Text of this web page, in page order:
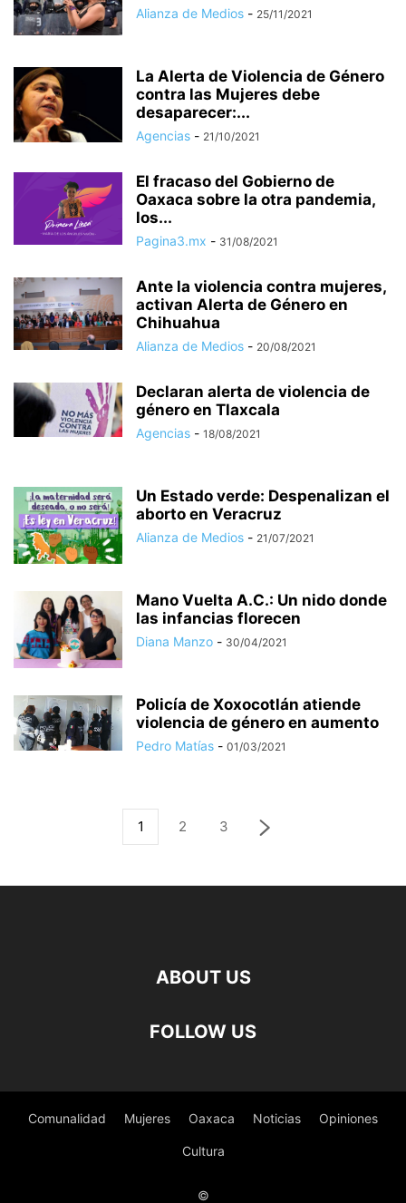
Alianza de Medios - 25/11/2021
La Alerta de Violencia de Género
contra las Mujeres debe
desaparecer:...
Agencias - 21/10/2021
El fracaso del Gobierno de
Oaxaca sobre la otra pandemia,
los...
Pagina3.mx - 31/08/2021
Ante la violencia contra mujeres,
activan Alerta de Género en
Chihuahua
Alianza de Medios - 20/08/2021
Declaran alerta de violencia de
género en Tlaxcala
Agencias - 18/08/2021
Un Estado verde: Despenalizan el
aborto en Veracruz
Alianza de Medios - 21/07/2021
Mano Vuelta A.C.: Un nido donde
las infancias florecen
Diana Manzo - 30/04/2021
Policía de Xoxocotlán atiende
violencia de género en aumento
Pedro Matías - 01/03/2021
1 2 3
ABOUT US
FOLLOW US
Comunalidad Mujeres Oaxaca Noticias Opiniones
Cultura
©